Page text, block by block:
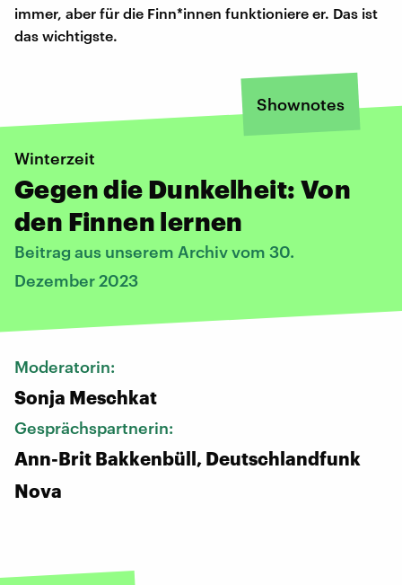
immer, aber für die Finn*innen funktioniere er. Das ist
das wichtigste.
Shownotes
Winterzeit
Gegen die Dunkelheit: Von
den Finnen lernen
Beitrag aus unserem Archiv vom 30.
Dezember 2023
Moderatorin:
Sonja Meschkat
Gesprächspartnerin:
Ann-Brit Bakkenbüll, Deutschlandfunk
Nova